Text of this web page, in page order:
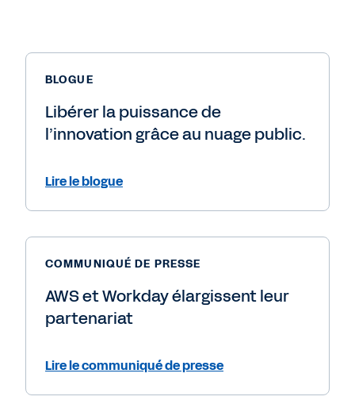
BLOGUE
Libérer la puissance de
l’innovation grâce au nuage public.
Lire le blogue
COMMUNIQUÉ DE PRESSE
AWS et Workday élargissent leur
partenariat
Lire le communiqué de presse